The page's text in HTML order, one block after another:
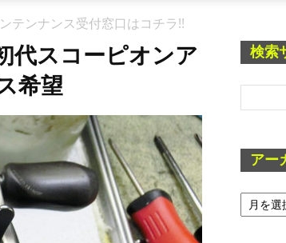
テンナンス受付窓口はコチラ!!
代スコーピオンア
希望
検索
アー
ア
ー